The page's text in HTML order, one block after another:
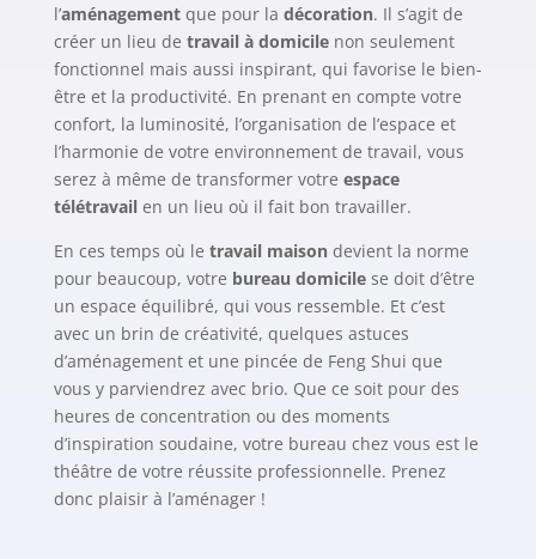
l’aménagementque pour la décoration. Il s’agit de
créer un lieu de travail à domicilenon seulement
fonctionnel mais aussi inspirant, qui favorise le bien-
être et la productivité. En prenant en compte votre
confort, la luminosité, l’organisation de l’espace et
l’harmonie de votre environnement de travail, vous
serez à même de transformer votre espace
télétravailen un lieu où il fait bon travailler.
En ces temps où le travail maison devient la norme
pour beaucoup, votre bureau domicilese doit d’être
un espace équilibré, qui vous ressemble. Et c’est
avec un brin de créativité, quelques astuces
d’aménagement et une pincée de Feng Shui que
vous y parviendrez avec brio. Que ce soit pour des
heures de concentration ou des moments
d’inspiration soudaine, votre bureau chez vous est le
théâtre de votre réussite professionnelle. Prenez
donc plaisir à l’aménager !